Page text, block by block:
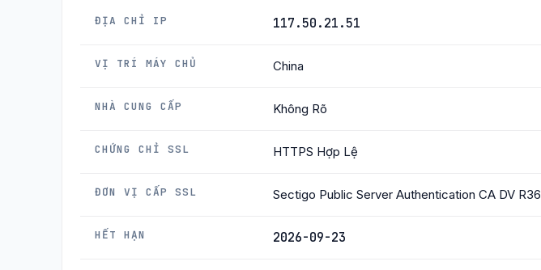
ĐỊA CHỈ IP 117.50.21.51
VỊ TRÍ MÁY CHỦ China
NHÀ CUNG CẤP Không Rõ
CHỨNG CHỈ SSL HTTPS Hợp Lệ
ĐƠN VỊ CẤP SSL Sectigo Public Server Authentication CA DV R36
HẾT HẠN 2026-09-23